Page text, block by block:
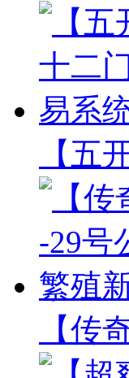
【五
【传